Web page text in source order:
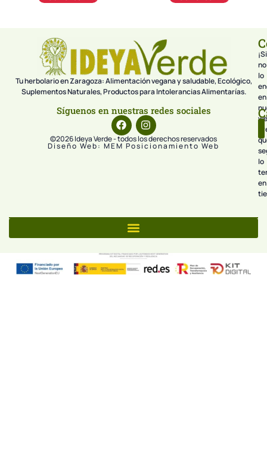
Tu herbolario en Zaragoza: Alimentación vegana y saludable, Ecológico,
Suplementos Naturales, Productos para Intolerancias Alimentarías.
Síguenos en nuestras redes sociales
©2026 Ideya Verde - todos los derechos reservados
Diseño Web: MEM Posicionamiento Web
¡Si
no
lo
en
lo
en